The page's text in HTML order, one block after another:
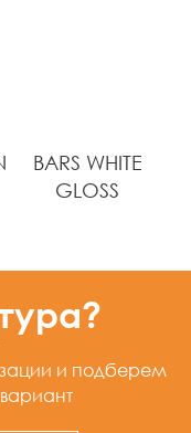
BARS WHITE
GLOSS
и подберем